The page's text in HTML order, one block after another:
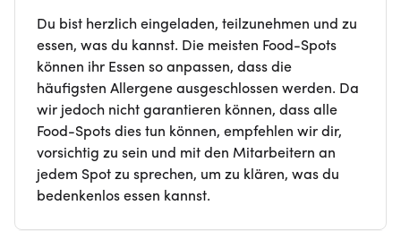
Du bist herzlich eingeladen, teilzunehmen und zu
essen, was du kannst. Die meisten Food-Spots
können ihr Essen so anpassen, dass die
häufigsten Allergene ausgeschlossen werden. Da
wir jedoch nicht garantieren können, dass alle
Food-Spots dies tun können, empfehlen wir dir,
vorsichtig zu sein und mit den Mitarbeitern an
jedem Spot zu sprechen, um zu klären, was du
bedenkenlos essen kannst.